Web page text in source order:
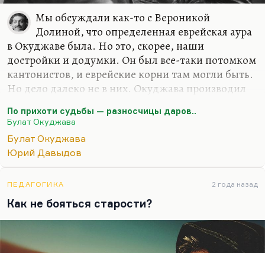
Мы обсуждали как-то с Вероникой
Долиной, что определенная еврейская аура
в Окуджаве была. Но это, скорее, наши
достройки и додумки. Он был все-таки потомком
кантонистов, и еврейские корни там могли быть.
Но дело далеко не в них. Окуджава производил
немножко совпадает с нашим отношением к
еврейству, но это не совсем так)… Вот у нас в
семинаре по янг-эдалту, когда мы обсуждали
конспирологический роман, появился такой
меньшинства – студентов, поляков, евреев, детей
(кстати говоря, дети – это, безусловно, янг эдалт,
безусловно, конспирология, дети всегда
заговорщики, они всегда против нас что-то
такое…
По прихоти судьбы — разносчицы даров..
Булат Окуджава
Булат Окуджава
Юрий Давыдов
ПЕДАГОГИКА 2 года назад
Как не бояться старости?